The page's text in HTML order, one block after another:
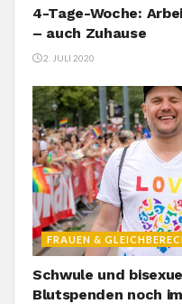
4-Tage-Woche:
– auch Zuhause
2. JULI 2020
FRAUEN &
Schwule und
Blutspenden noch